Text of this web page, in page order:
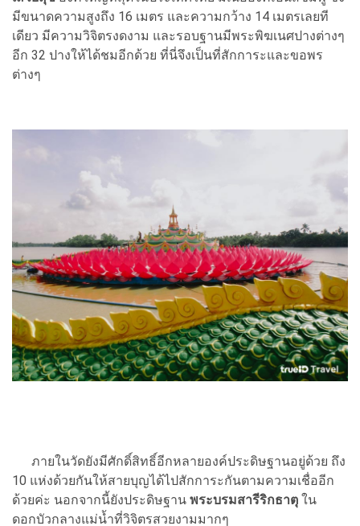
มีขนาดความสูงถึง 16 เมตร และความกว้าง 14 เมตรเลยที
เดียว มีความวิจิตรงดงาม และรอบฐานมีพระพิฆเนศปางต่างๆ
อีก 32 ปางให้ได้ชมอีกด้วย ที่นี่จึงเป็นที่สักการะและขอพร
ต่างๆ
ภายในวัดยังมีศักดิ์สิทธิ์อีกหลายองค์ประดิษฐานอยู่ด้วย ถึง
10 แห่งด้วยกันให้สายบุญได้ไปสักการะกันตามความเชื่ออีก
ด้วยค่ะ นอกจากนี้ยังประดิษฐาน พระบรมสารีริกธาตุ ใน
ดอกบัวกลางแม่น้ำที่วิจิตรสวยงามมากๆ